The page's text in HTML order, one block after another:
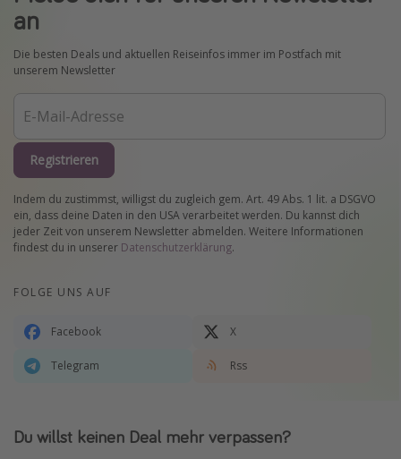
an
Die besten Deals und aktuellen Reiseinfos immer im Postfach mit
unserem Newsletter
Registrieren
Indem du zustimmst, willigst du zugleich gem. Art. 49 Abs. 1 lit. a DSGVO
ein, dass deine Daten in den USA verarbeitet werden. Du kannst dich
jeder Zeit von unserem Newsletter abmelden. Weitere Informationen
findest du in unserer Datenschutzerklärung.
FOLGE UNS AUF
Facebook X
Telegram Rss
Du willst keinen Deal mehr verpassen?